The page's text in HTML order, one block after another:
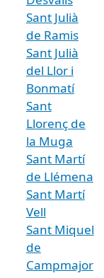
Sant Julià
de Ramis
Sant Julià
del Llor i
Bonmatí
Sant
Llorenç de
la Muga
Sant Martí
de Llémena
Sant Martí
Vell
Sant Miquel
de
Campmajor